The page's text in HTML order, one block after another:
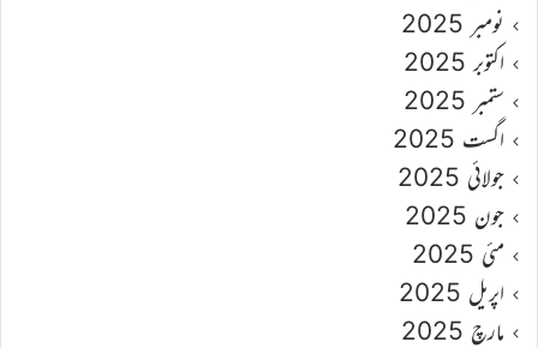
نومبر 2025
اکتوبر 2025
ستمبر 2025
اگست 2025
جولائی 2025
جون 2025
مئی 2025
اپریل 2025
مارچ 2025